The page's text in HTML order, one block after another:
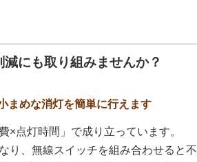
にも取り組みませんか？
まめな消灯を簡単に行えます
×点灯時間」で成り立っています。
り、無線スイッチを組み合わせると不